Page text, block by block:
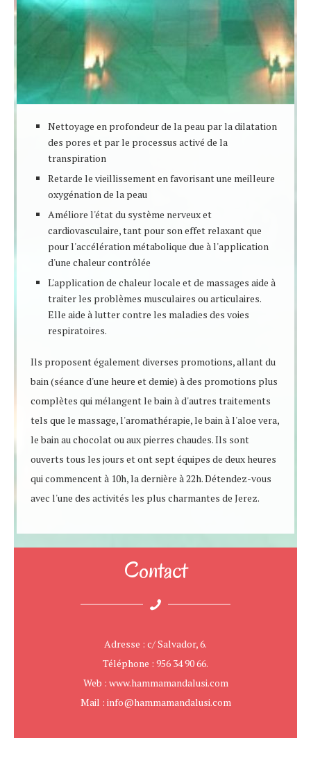
Nettoyage en profondeur de la peau par la dilatation
des pores et par le processus activé de la
transpiration
Retarde le vieillissement en favorisant une meilleure
oxygénation de la peau
Améliore l'état du système nerveux et
cardiovasculaire, tant pour son effet relaxant que
pour l'accélération métabolique due à l'application
d'une chaleur contrôlée
L'application de chaleur locale et de massages aide à
traiter les problèmes musculaires ou articulaires.
Elle aide à lutter contre les maladies des voies
respiratoires.
Ils proposent également diverses promotions, allant du
bain (séance d'une heure et demie) à des promotions plus
complètes qui mélangent le bain à d'autres traitements
tels que le massage, l'aromathérapie, le bain à l'aloe vera,
le bain au chocolat ou aux pierres chaudes. Ils sont
ouverts tous les jours et ont sept équipes de deux heures
qui commencent à 10h, la dernière à 22h. Détendez-vous
avec l'une des activités les plus charmantes de Jerez.
Contact
Adresse : c/ Salvador, 6.
Téléphone : 956 34 90 66.
Web : www.hammamandalusi.com
Mail : info@hammamandalusi.com